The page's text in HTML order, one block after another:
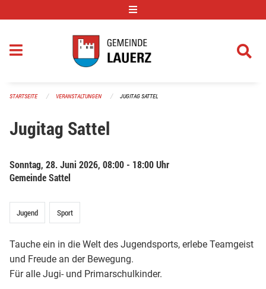
STARTSEITE VERANSTALTUNGEN JUGITAG SATTEL
Jugitag Sattel
Sonntag, 28. Juni 2026, 08:00 - 18:00 Uhr
Gemeinde Sattel
Jugend Sport
Tauche ein in die Welt des Jugendsports, erlebe Teamgeist
und Freude an der Bewegung.
Für alle Jugi- und Primarschulkinder.